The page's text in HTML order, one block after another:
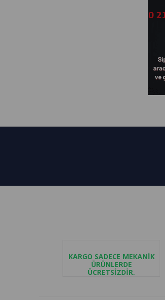
KARGO SADECE MEKANİK
ÜRÜNLERDE
ÜCRETSİZDİR.